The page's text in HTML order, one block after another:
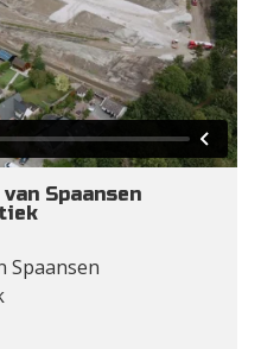
Spaansen
Spaansen